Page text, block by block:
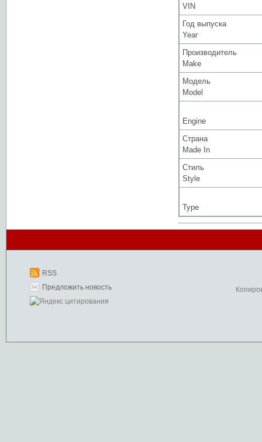
VIN
Год выпуска
Year
Производитель
Make
Модель
Model
Engine
Страна
Made In
Стиль
Style
Type
RSS
Предложить новость